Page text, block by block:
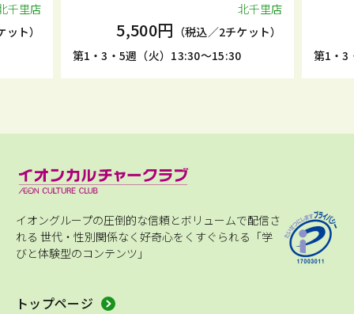
千里店
ト）
北千里店
5,500円 （税込／2チケット）
第1・3・5週（火）13:30～15:30
第1・3
イオングループの圧倒的な信頼とボリュームで配信さ
れる 世代・性別関係なく好奇心をくすぐられる「学
びと体験型のコンテンツ」
トップページ